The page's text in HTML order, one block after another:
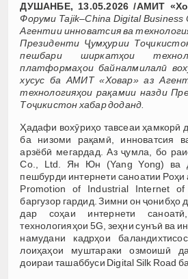
ДУШАНБЕ, 13.05.2026 /АМИТ
Форуми Tajik–China Digital
Агентии инноватсия ва
Президенти Ҷумҳурии
пешбари ширкатҳои
платформаҳои байналмилалӣ
хусус ба АМИТ«Ховар» аз
технологияҳои рақамии назди
Тоҷикистон хабар доданд.
Ҳадафи вохӯриҳо тавсеаи ҳамкорӣ
ба низоми рақамӣ, инноватсия
арзёбӣ мегардад. Аз ҷумла, бо
Co., Ltd. Ян Юн (Yang Yong) ва
пешбурди интернети саноатии
Promotion of Industrial Internet of
баргузор гардид. Зимни он ҷонибҳо
дар соҳаи интернети
технологияҳои 5G, зеҳни сунъӣ ва
намудани кадрҳои
лоиҳаҳои муштараки озмоишӣ
доираи ташаббуси Digital Silk Road